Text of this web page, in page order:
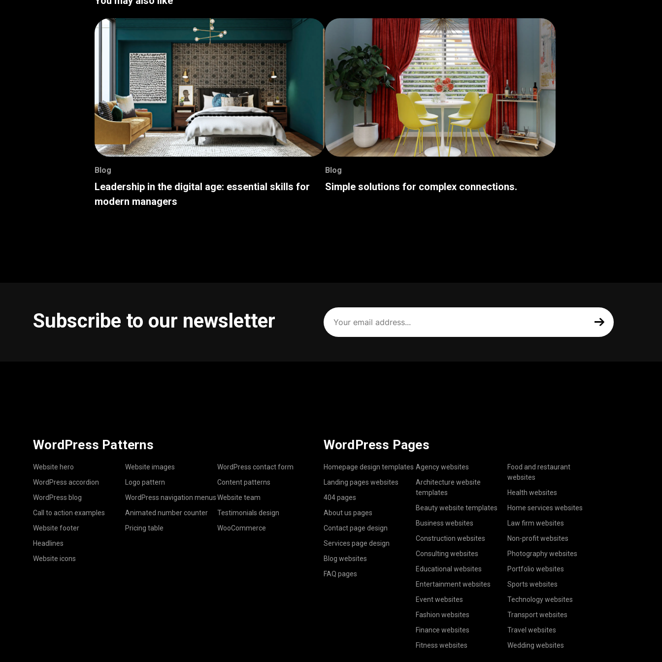
Blog
Leadership in the digital age: essential skills for
modern managers
Blog
Simple solutions for complex connections.
Subscribe to our newsletter
Your
email
address
(Required)
WordPress Patterns
Website hero
WordPress accordion
WordPress blog
Call to action examples
Website footer
Headlines
Website icons
Website images
Logo pattern
WordPress navigation menus
Animated number counter
Pricing table
WordPress contact form
Content patterns
Website team
Testimonials design
WooCommerce
WordPress Pages
Homepage design templates
Landing pages websites
404 pages
About us pages
Contact page design
Services page design
Blog websites
FAQ pages
Agency websites
Architecture website
templates
Beauty website templates
Business websites
Construction websites
Consulting websites
Educational websites
Entertainment websites
Event websites
Fashion websites
Finance websites
Fitness websites
Food and restaurant
websites
Health websites
Home services websites
Law firm websites
Non-profit websites
Photography websites
Portfolio websites
Sports websites
Technology websites
Transport websites
Travel websites
Wedding websites